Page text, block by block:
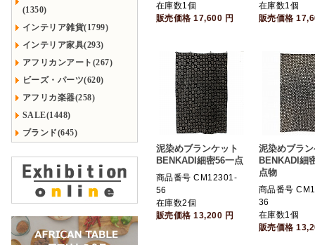
(1350)
インテリア雑貨(1799)
インテリア家具(293)
アフリカンアート(267)
ビーズ・パーツ(620)
アフリカ楽器(258)
SALE(1448)
ブランド(645)
在庫数1個
販売価格17,600 円
在庫数1個
販売価格
泥染めブランケット
BENKADI細密56一点
商品番号 CM12301-
56
在庫数2個
販売価格13,200 円
泥染めブラ
BENKADI細
点物
商品番号
36
在庫数1個
販売価格